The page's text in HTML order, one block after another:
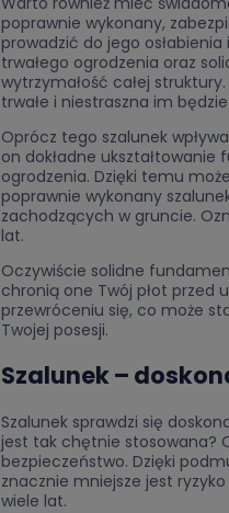
poprawnie wykonany,
prowadzić do jego
trwałego ogrodzenia oraz
wytrzymałość całej
trwałe i niestraszna im
Oprócz tego szalunek
on dokładne
ogrodzenia. Dzięki temu
poprawnie wykonany
zachodzących w gruncie.
lat.
Oczywiście solidne
chronią one Twój płot przed
przewróceniu się, co może
Twojej posesji.
Szalunek –
Szalunek sprawdzi się
jest tak chętnie stosowana?
bezpieczeństwo. Dzięki
znacznie mniejsze jest
wiele lat.